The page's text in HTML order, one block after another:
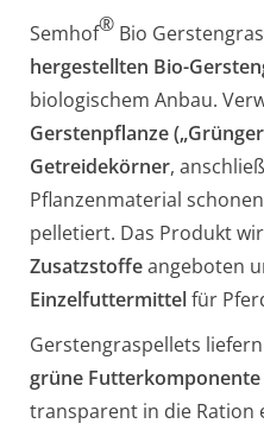
Semhof® Bio
hergestellten Bio-
biologischem Anbau.
Gerstenpflanze
Getreidekörner,
Pflanzenmaterial
pelletiert. Das Produkt
Zusatzstoffeangeboten
Einzelfuttermittelfür
Gerstengraspellets
grüne Futterkomponente
transparent in die Ration